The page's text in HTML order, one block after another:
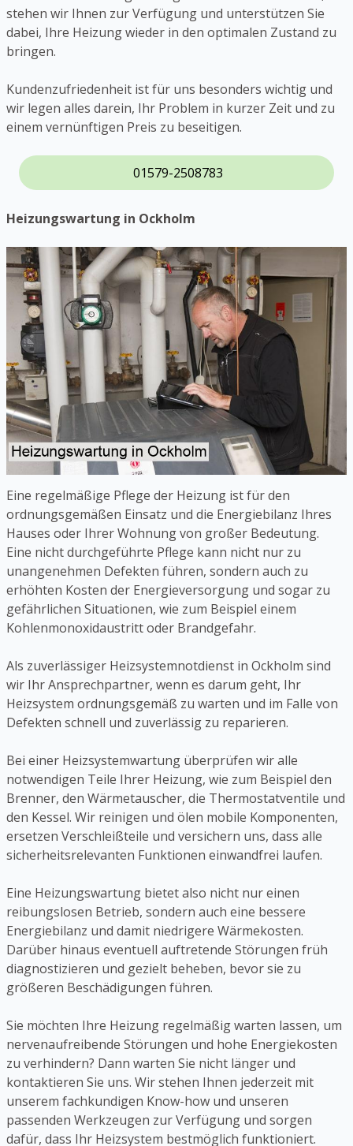
stehen wir Ihnen zur Verfügung und unterstützen Sie
dabei, Ihre Heizung wieder in den optimalen Zustand zu
bringen.
Kundenzufriedenheit ist für uns besonders wichtig und
wir legen alles darein, Ihr Problem in kurzer Zeit und zu
einem vernünftigen Preis zu beseitigen.
01579-2508783
Heizungswartung in Ockholm
Eine regelmäßige Pflege der Heizung ist für den
ordnungsgemäßen Einsatz und die Energiebilanz Ihres
Hauses oder Ihrer Wohnung von großer Bedeutung.
Eine nicht durchgeführte Pflege kann nicht nur zu
unangenehmen Defekten führen, sondern auch zu
erhöhten Kosten der Energieversorgung und sogar zu
gefährlichen Situationen, wie zum Beispiel einem
Kohlenmonoxidaustritt oder Brandgefahr.
Als zuverlässiger Heizsystemnotdienst in Ockholm sind
wir Ihr Ansprechpartner, wenn es darum geht, Ihr
Heizsystem ordnungsgemäß zu warten und im Falle von
Defekten schnell und zuverlässig zu reparieren.
Bei einer Heizsystemwartung überprüfen wir alle
notwendigen Teile Ihrer Heizung, wie zum Beispiel den
Brenner, den Wärmetauscher, die Thermostatventile und
den Kessel. Wir reinigen und ölen mobile Komponenten,
ersetzen Verschleißteile und versichern uns, dass alle
sicherheitsrelevanten Funktionen einwandfrei laufen.
Eine Heizungswartung bietet also nicht nur einen
reibungslosen Betrieb, sondern auch eine bessere
Energiebilanz und damit niedrigere Wärmekosten.
Darüber hinaus eventuell auftretende Störungen früh
diagnostizieren und gezielt beheben, bevor sie zu
größeren Beschädigungen führen.
Sie möchten Ihre Heizung regelmäßig warten lassen, um
nervenaufreibende Störungen und hohe Energiekosten
zu verhindern? Dann warten Sie nicht länger und
kontaktieren Sie uns. Wir stehen Ihnen jederzeit mit
unserem fachkundigen Know-how und unseren
passenden Werkzeugen zur Verfügung und sorgen
dafür, dass Ihr Heizsystem bestmöglich funktioniert.